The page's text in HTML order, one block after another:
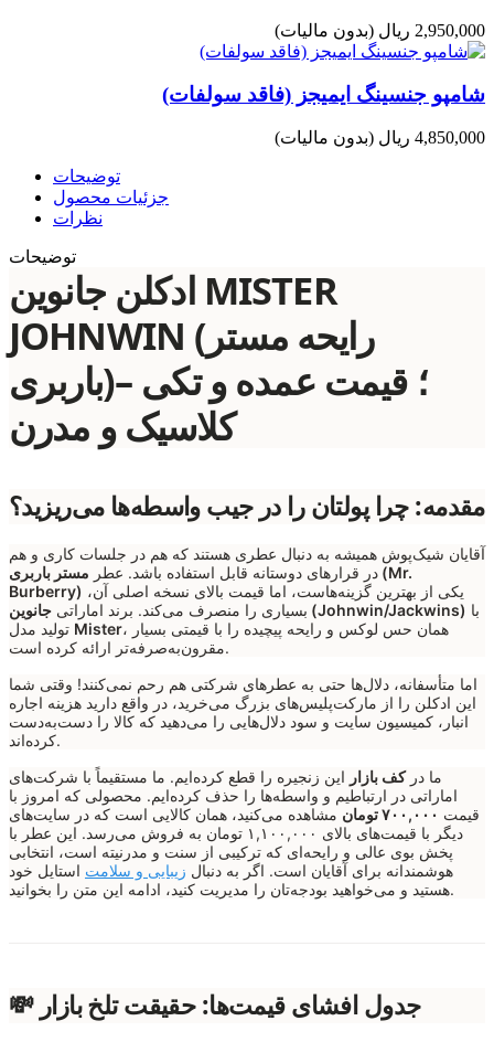
2,950,000 ریال (بدون مالیات)
شامپو جنسینگ ایمیجز (فاقد سولفات)
4,850,000 ریال (بدون مالیات)
توضیحات
جزئیات محصول
نظرات
توضیحات
ادکلن جانوین MISTER
JOHNWIN (رایحه مستر
باربری)؛ قیمت عمده و تکی –
کلاسیک و مدرن
مقدمه: چرا پولتان را در جیب واسطه‌ها می‌ریزید؟
آقایان شیک‌پوش همیشه به دنبال عطری هستند که هم در جلسات کاری و هم
در قرارهای دوستانه قابل استفاده باشد. عطر مستر باربری (Mr.
Burberry) یکی از بهترین گزینه‌هاست، اما قیمت بالای نسخه اصلی آن،
بسیاری را منصرف می‌کند. برند اماراتی جانوین (Johnwin/Jackwins) با
تولید مدل Mister، همان حس لوکس و رایحه پیچیده را با قیمتی بسیار
مقرون‌به‌صرفه‌تر ارائه کرده است.
اما متأسفانه، دلال‌ها حتی به عطرهای شرکتی هم رحم نمی‌کنند! وقتی شما
این ادکلن را از مارکت‌پلیس‌های بزرگ می‌خرید، در واقع دارید هزینه اجاره
انبار، کمیسیون سایت و سود دلال‌هایی را می‌دهید که کالا را دست‌به‌دست
کرده‌اند.
ما در کف بازار این زنجیره را قطع کرده‌ایم. ما مستقیماً با شرکت‌های
اماراتی در ارتباطیم و واسطه‌ها را حذف کرده‌ایم. محصولی که امروز با
قیمت ۷۰۰,۰۰۰ تومان
مشاهده می‌کنید، همان کالایی است که در سایت‌های
دیگر با قیمت‌های بالای ۱,۱۰۰,۰۰۰ تومان به فروش می‌رسد. این عطر با
پخش بوی عالی و رایحه‌ای که ترکیبی از سنت و مدرنیته است، انتخابی
هوشمندانه برای آقایان است. اگر به دنبال زیبایی و سلامت استایل خود
هستید و می‌خواهید بودجه‌تان را مدیریت کنید، ادامه این متن را بخوانید.
💸 جدول افشای قیمت‌ها: حقیقت تلخ بازار